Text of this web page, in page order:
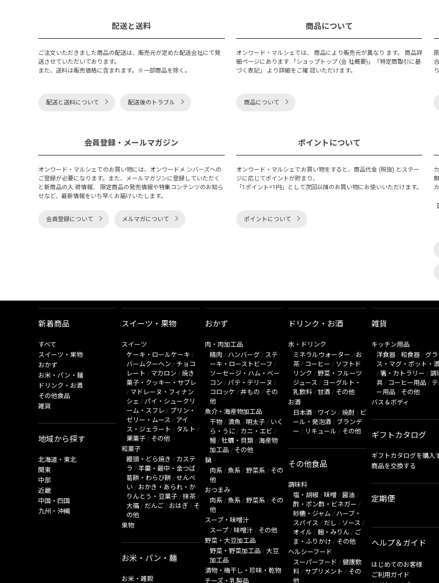
配送と送料
ご注文いただきました商品の配送は、販売元が定めた配送会社にて発
送させていただいております。
また、送料は販売価格に含まれます。※一部商品を除く。
配送と送料について 配送後のトラブル
商品について
オンワード・マルシェでは、 商品により販売元が異なり ます。 商品詳
細ページにあります 「ショップトップ (会 社概要)」「特定商取引に基
づく表記」 より詳細をご確 認いただけます。
商品について
会員登録・メールマガジン
オンワード・マルシェでのお買い物には、オンワードメ ンバーズへの
ご登録が必要になります。また、メールマガジンに登録していただく
と新商品の入 荷情報、 限定商品の発売情報や特集コンテンツのお知ら
せなど、最新情報をいち早くお届けいたします。
会員登録について メルマガについて
ポイントについて
オンワード・マルシェでお買い物をすると、商品代金 (税抜) とステー
ジに応じてポイントが貯まり、
「1ポイント=1円」として次回以降のお買い物にお使いいただけます。
ポイントについて
新着商品
すべて
スイーツ・果物
おかず
お米・パン・麺
ドリンク・お酒
その他食品
雑貨
地域から探す
北海道・東北
関東
中部
近畿
中国・四国
九州・沖縄
スイーツ・果物
スイーツ
ケーキ・ロールケーキ /
バームクーヘン / チョコ
レート / マカロン / 焼き
菓子・クッキー・サブレ
/ マドレーヌ・フィナン
シェ / パイ・シュークリ
ーム・スフレ / プリン・
ゼリー・ムース / アイ
ス・ジェラート / タルト /
栗菓子 / その他
和菓子
饅頭・どら焼き / カステ
ラ / 羊羹・最中・金つば /
葛餅・わらび餅 / せんべ
い / おかき・あられ・か
りんとう・豆菓子 / 抹茶 /
大福 / だんご / おはぎ / そ
の他
果物
お米・パン・麺
お米・雑穀
おかず
肉・肉加工品
精肉 / ハンバーグ / ステ
ーキ・ローストビーフ /
ソーセージ・ハム・ベー
コン / パテ・テリーヌ /
コロッケ / 丼もの / その
他
魚介・海産物加工品
干物 / 漬魚 / 明太子 / いく
ら・うに / カニ・エビ /
鰻 / 牡蠣・貝類 / 海産物
加工品 / その他
鍋
肉系 / 魚系 / 野菜系 / その
他
おつまみ
肉系 / 魚系 / 野菜系 / その
他
スープ・味噌汁
スープ / 味噌汁 / その他
野菜・大豆加工品
野菜・野菜加工品 / 大豆
加工品
漬物・梅干し・珍味・乾物
チーズ・乳製品
ドリンク・お酒
水・ドリンク
ミネラルウォーター / お
茶 / コーヒー / ソフトド
リンク / 野菜・フルーツ
ジュース / ヨーグルト・
乳飲料 / 甘酒 / その他
お酒
日本酒 / ワイン / 焼酎 / ビ
ール・発泡酒 / ブランデ
ー / リキュール / その他
その他食品
調味料
塩・胡椒 / 味噌 / 醤油 /
酢・ポン酢・ビネガー /
砂糖・ジャム / ハーブ・
スパイス / だし / ソース /
オイル / 麹・みりん / ご
ま・ふりかけ / その他
ヘルシーフード
スーパーフード / 健康飲
料 / サプリメント / その
他
雑貨
キッチン用品
洋食器 / 和食器 / グラ
ス・マグ・ポット・
/ 箸・カトラリー / 調
具 / コーヒー用品 /
ー用品 / その他
バス＆ボディ
ギフトカタログ
ギフトカタログを購入
商品を交換する
定期便
ヘルプ＆ガイド
はじめてのお客様
ご利用ガイド